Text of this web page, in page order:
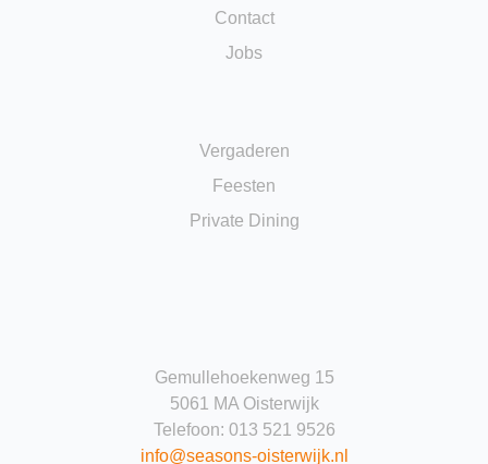
Contact
Jobs
Vergaderen
Feesten
Private Dining
Gemullehoekenweg 15
5061 MA Oisterwijk
Telefoon: 013 521 9526
info@seasons-oisterwijk.nl